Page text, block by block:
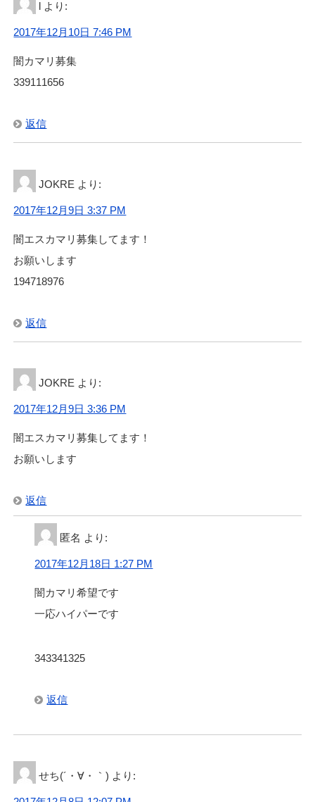
l より:
2017年12月10日 7:46 PM
闇カマリ募集
339111656
返信
JOKRE より:
2017年12月9日 3:37 PM
闇エスカマリ募集してます！
お願いします
194718976
返信
JOKRE より:
2017年12月9日 3:36 PM
闇エスカマリ募集してます！
お願いします
返信
匿名 より:
2017年12月18日 1:27 PM
闇カマリ希望です
一応ハイパーです
343341325
返信
せち(´・∀・｀) より: